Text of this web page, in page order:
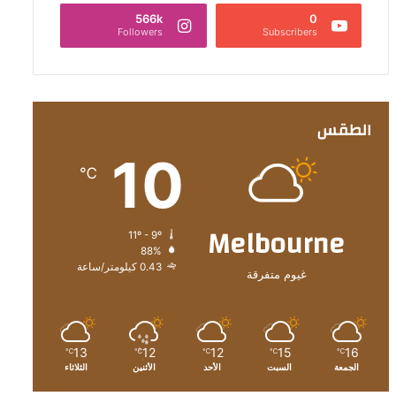
0
Subscribers
566k
Followers
الطقس
Melbourne
غيوم متفرقة
10
℃
88%
0.43 كيلومتر/ساعة
16
℃
الجمعة
15
℃
السبت
12
℃
الأحد
12
℃
الأثنين
13
℃
الثلاثاء